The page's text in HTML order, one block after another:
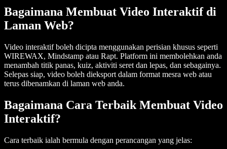
Bagaimana Membuat Video Interaktif di
Laman Web?
Video interaktif boleh dicipta menggunakan perisian khusus seperti
WIREWAX, Mindstamp atau Rapt. Platform ini membolehkan anda
menambah titik panas, kuiz, aktiviti seret dan lepas, dan sebagainya.
Selepas siap, video boleh dieksport dalam format mesra web atau
terus dibenamkan di laman web anda.
Bagaimana Cara Terbaik Membuat Video
Interaktif?
Cara terbaik ialah bermula dengan perancangan yang jelas: